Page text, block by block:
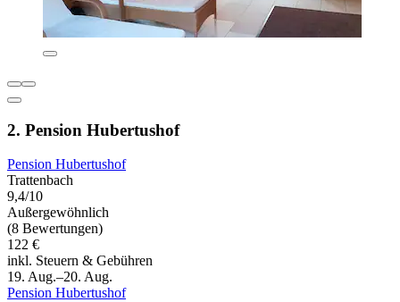
2. Pension Hubertushof
Pension Hubertushof
Trattenbach
9,4/10
Außergewöhnlich
(8 Bewertungen)
122 €
inkl. Steuern & Gebühren
19. Aug.–20. Aug.
Pension Hubertushof